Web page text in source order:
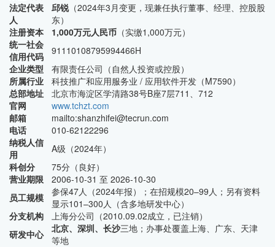
法定代表
人
邱锐（2024年3月变更，现兼任执行董事、经理、控股股
东）
注册资本
1,000万元人民币 （实缴1,000万元）
统一社会
信用代码
91110108795994466H
企业类型
有限责任公司（自然人投资或控股）
所属行业
科技推广和应用服务业 / 应用软件开发（M7590）
总部地址
北京市海淀区学清路38号B座7层711、712
官网
www.tchzt.com
邮箱
mailto:shanzhifei@tecrun.com
电话
010-62122296
纳税人信
用
A级（2024年）
科创分
75分（良好）
营业期限
2006-10-31 至 2026-10-30
员工规模
参保47人（2024年报）；在招规模20–99人；另有资料
显示101–300人（含多地研发中心）
分支机构
上海分公司（2010.09.02成立，已注销）
研发中心
北京、深圳、长沙三地；办事处覆盖上海、广东、天津
等地